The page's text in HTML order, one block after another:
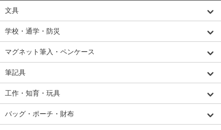
文具
学校・通学・防災
マグネット筆入・ペンケース
筆記具
工作・知育・玩具
バッグ・ポーチ・財布